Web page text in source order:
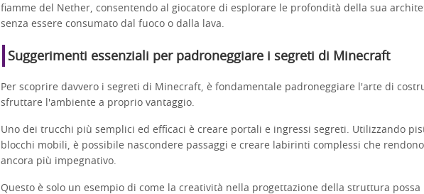
fiamme del Nether, consentendo al giocatore di esplorare le profondità della sua
senza essere consumato dal fuoco o dalla lava.
Suggerimenti essenziali per padroneggiare i segreti di Minecraft
Per scoprire davvero i segreti di Minecraft, è fondamentale padroneggiare l'arte di
sfruttare l'ambiente a proprio vantaggio.
Uno dei trucchi più semplici ed efficaci è creare portali e ingressi segreti. Utilizzando
blocchi mobili, è possibile nascondere passaggi e creare labirinti complessi che
ancora più impegnativo.
Questo è solo un esempio di come la creatività nella progettazione della struttura possa